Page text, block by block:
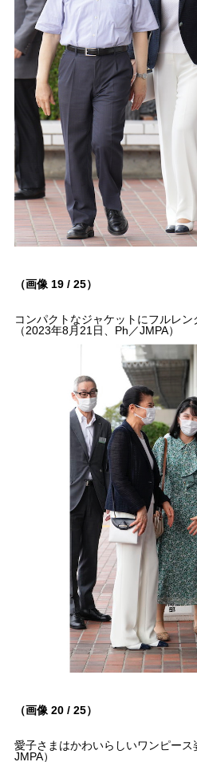
（画像 19 / 25）
コンパクトなジャケットにフルレ
（2023年8月21日、Ph／JMPA）
（画像 20 / 25）
愛子さまはかわいらしいワンピー
JMPA）